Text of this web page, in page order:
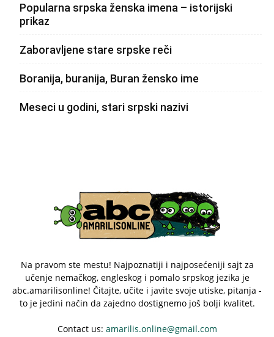
Popularna srpska ženska imena – istorijski
prikaz
Zaboravljene stare srpske reči
Boranija, buranija, Buran žensko ime
Meseci u godini, stari srpski nazivi
Na pravom ste mestu! Najpoznatiji i najposećeniji sajt za
učenje nemačkog, engleskog i pomalo srpskog jezika je
abc.amarilisonline! Čitajte, učite i javite svoje utiske, pitanja -
to je jedini način da zajedno dostignemo još bolji kvalitet.
Contact us: amarilis.online@gmail.com